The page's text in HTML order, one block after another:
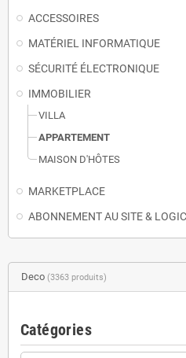
ACCESSOIRES
MATÉRIEL INFORMATIQUE
SÉCURITÉ ÉLECTRONIQUE
IMMOBILIER
VILLA
APPARTEMENT
MAISON D'HÔTES
MARKETPLACE
ABONNEMENT AU SITE &
Deco (3363 produits)
Catégories